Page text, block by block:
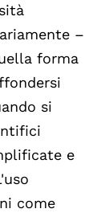
–
forma
si
e
come